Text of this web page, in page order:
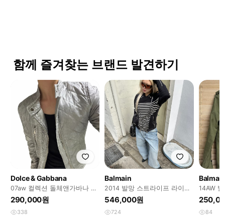
함께 즐겨찾는 브랜드 발견하기
Dolce & Gabbana
07aw 컬렉션 돌체앤가바나 사
선 메탈릭 실버 퀼팅 자켓
290,000원
338
Balmain
2014 발망 스트라이프 라이더
자켓
546,000원
724
Balmain
14AW
켓
84